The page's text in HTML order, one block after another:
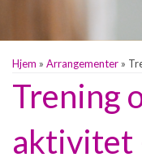
Hjem » Arrangementer »
Trening
aktivitet